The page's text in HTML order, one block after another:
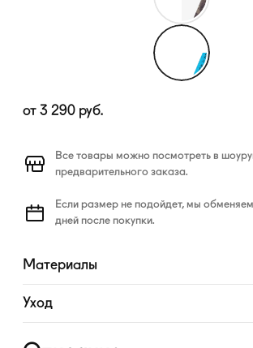
от 3 290 руб.
Все товары можно посмотреть в
предварительного заказа.
Если размер не подойдет, мы
дней после покупки.
Материалы
Развернуть
Уход
Развернуть